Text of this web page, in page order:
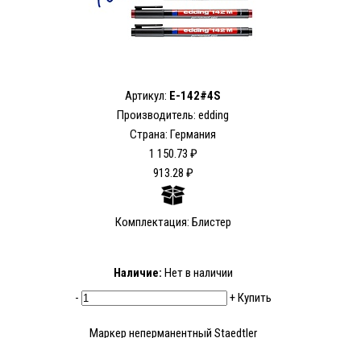
Артикул: E-142#4S
Производитель: edding
Страна: Германия
1 150.73 ₽
913.28 ₽
Комплектация: Блистер
Наличие: Нет в наличии
-
+Купить
Маркер неперманентный Staedtler